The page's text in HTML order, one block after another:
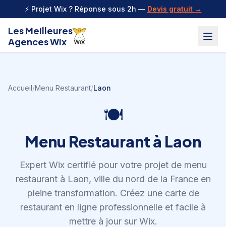
Aller au contenu
⚡ Projet Wix ? Réponse sous 2h — Devis gratuit →
Les Meilleures
Agences Wix
Accueil/Menu Restaurant/Laon
🍽️
Menu Restaurantà Laon
Expert Wix certifié pour votre projet de menu
restaurantà Laon, ville du nord de la France en
pleine transformation. Créez une carte de
restaurant en ligne professionnelle et facile à
mettre à jour sur Wix.